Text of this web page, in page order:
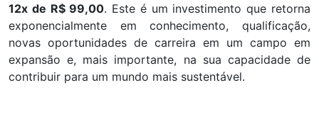
12x de R$ 99,00. Este é um investimento que retorna
exponencialmente em conhecimento, qualificação,
novas oportunidades de carreira em um campo em
expansão e, mais importante, na sua capacidade de
contribuir para um mundo mais sustentável.